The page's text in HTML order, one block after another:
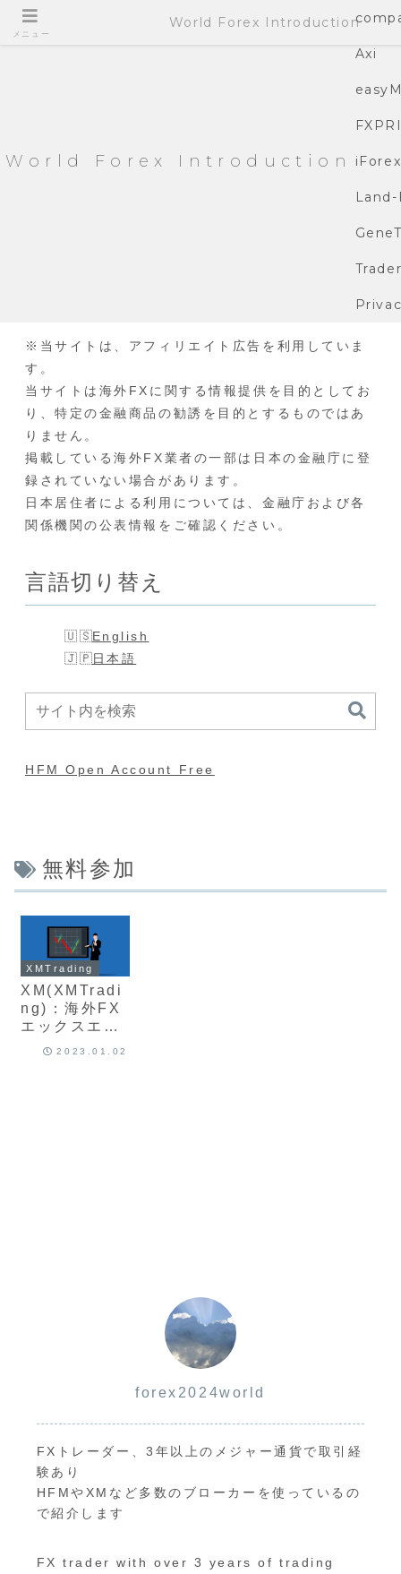
World Forex Introduction
Axi
iForex
Land-
※当サイトは、アフィリエイト広告を利用していま
す。
当サイトは海外FXに関する情報提供を目的としてお
り、特定の金融商品の勧誘を目的とするものではあ
りません。
掲載している海外FX業者の一部は日本の金融庁に登
録されていない場合があります。
日本居住者による利用については、金融庁および各
関係機関の公表情報をご確認ください。
言語切り替え
English
日本語
HFM Open Account Free
無料参加
XMTrading
XM(XMTradi
ng)：海外FX
エックスエム
の無料ウェビ
2023.01.02
forex2024world
FXトレーダー、3年以上のメジャー通貨で取引経
験あり
HFMやXMなど多数のブローカーを使っているの
で紹介します
FX trader with over 3 years of trading
メニュー
World Forex Introduction